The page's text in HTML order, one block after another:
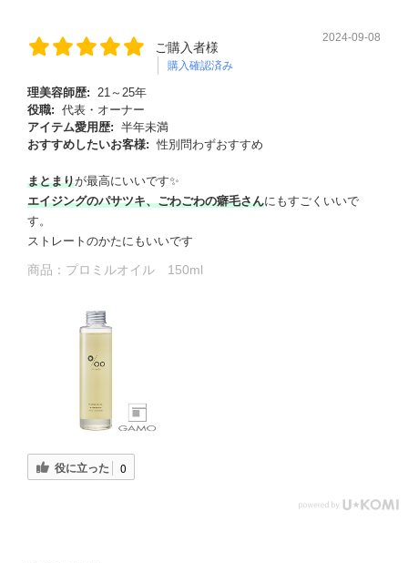
ご購入者様
購入確認済み
2024-09-08
理美容師歴: 21～25年
役職: 代表・オーナー
アイテム愛用歴: 半年未満
おすすめしたいお客様: 性別問わずおすすめ
まとまりが最高にいいです✨
エイジングのパサツキ、ごわごわの癖毛さんにもすごくいいで
す。
ストレートのかたにもいいです
商品： プロミルオイル 150ml
役に立った 0